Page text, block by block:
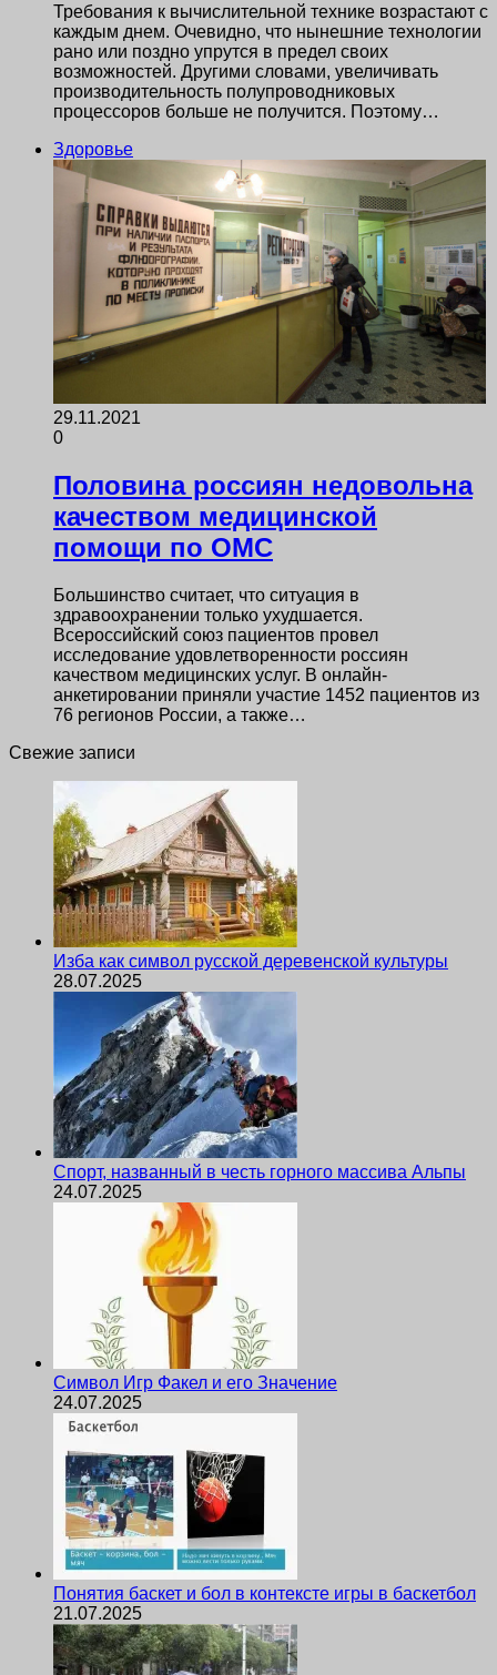
Требования к вычислительной технике возрастают с
каждым днем. Очевидно, что нынешние технологии
рано или поздно упрутся в предел своих
возможностей. Другими словами, увеличивать
производительность полупроводниковых
процессоров больше не получится. Поэтому…
Здоровье
29.11.2021
0
Половина россиян недовольна
качеством медицинской
помощи по ОМС
Большинство считает, что ситуация в
здравоохранении только ухудшается.
Всероссийский союз пациентов провел
исследование удовлетворенности россиян
качеством медицинских услуг. В онлайн-
анкетировании приняли участие 1452 пациентов из
76 регионов России, а также…
Свежие записи
Изба как символ русской деревенской культуры
28.07.2025
Спорт, названный в честь горного массива Альпы
24.07.2025
Символ Игр Факел и его Значение
24.07.2025
Понятия баскет и бол в контексте игры в баскетбол
21.07.2025